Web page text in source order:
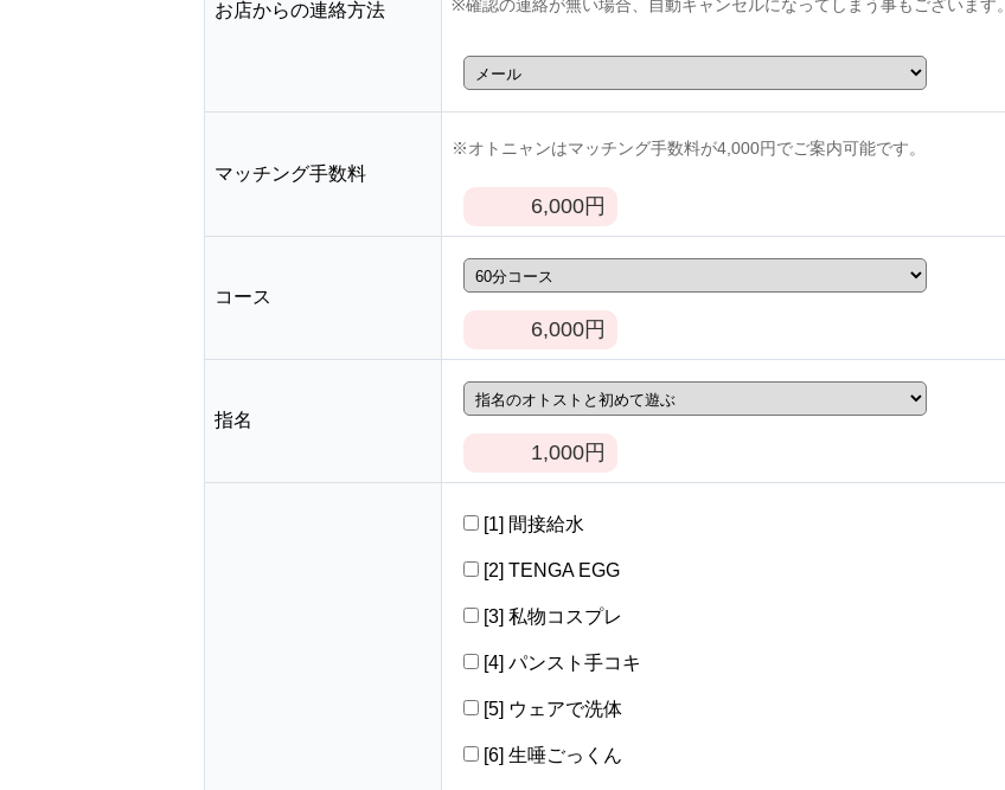
お店からの連絡方法
※確認の連絡が無い場合、自動キャンセルになってしまう事もございます。
マッチング手数料
※オトニャンはマッチング手数料が4,000円でご案内可能です。
6,000円
コース
6,000円
指名
1,000円
[1] 間接給水
[2] TENGA EGG
[3] 私物コスプレ
[4] パンスト手コキ
[5] ウェアで洗体
[6] 生唾ごっくん